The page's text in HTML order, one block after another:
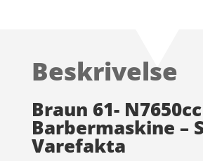
på
mmelser
Beskrivelse
Braun 61- N7650cc
Barbermaskine –
Varefakta